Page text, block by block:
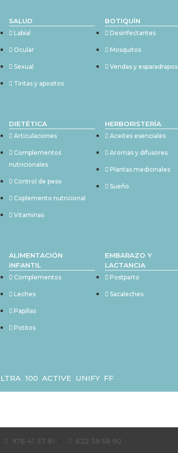
SALUD
Labial
Ocular
Sexual
Tiritas y apositos
BOTIQUÍN
Desinfectantes
Mosquitos
Vendas y esparadrapos
DIETÉTICA
Articulaciones
Complementos
nutricionales
Control de peso
Coplemento nutricional
Vitaminas
HERBORISTERÍA
Aceites esenciales
Aromas y difusores
Plantas medicinales
Sueño
ALIMENTACIÓN
INFANTIL
Complementos
Leches
Papillas
Potitos
EMBARAZO Y
LACTANCIA
Postparto
Sacaleches
100 ACTIVE UNIFY FF
976 41 37 81 622 38 58 90